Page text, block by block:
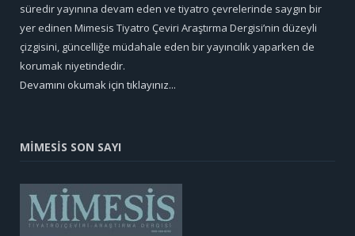
süredir yayınına devam eden ve tiyatro çevrelerinde saygın bir
yer edinen Mimesis Tiyatro Çeviri Araştırma Dergisi’nin düzeyli
çizgisini, güncelliğe müdahale eden bir yayıncılık yaparken de
korumak niyetindedir.
Devamını okumak için tıklayınız...
MİMESİS SON SAYI